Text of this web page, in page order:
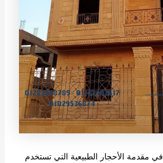
في مقدمة الأحجار الطبيعية التي تستخدم